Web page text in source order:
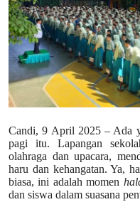
Candi, 9 April 2025 – Ada
pagi itu. Lapangan
olahraga dan upacara,
haru dan kehangatan. Ya,
biasa, ini adalah momen
dan siswa dalam suasana